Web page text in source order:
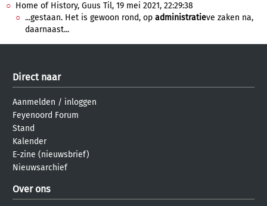
Home of History, Guus Til, 19 mei 2021, 22:29:38
...gestaan. Het is gewoon rond, op administratieve zaken na,
daarnaast...
Direct naar
Aanmelden / inloggen
Feyenoord Forum
Stand
Kalender
E-zine (nieuwsbrief)
Nieuwsarchief
Over ons